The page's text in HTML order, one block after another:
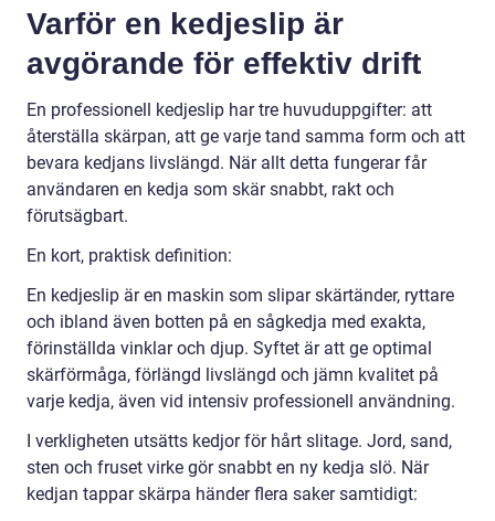
Varför en kedjeslip är
avgörande för effektiv drift
En professionell kedjeslip har tre huvuduppgifter: att
återställa skärpan, att ge varje tand samma form och att
bevara kedjans livslängd. När allt detta fungerar får
användaren en kedja som skär snabbt, rakt och
förutsägbart.
En kort, praktisk definition:
En kedjeslip är en maskin som slipar skärtänder, ryttare
och ibland även botten på en sågkedja med exakta,
förinställda vinklar och djup. Syftet är att ge optimal
skärförmåga, förlängd livslängd och jämn kvalitet på
varje kedja, även vid intensiv professionell användning.
I verkligheten utsätts kedjor för hårt slitage. Jord, sand,
sten och fruset virke gör snabbt en ny kedja slö. När
kedjan tappar skärpa händer flera saker samtidigt: